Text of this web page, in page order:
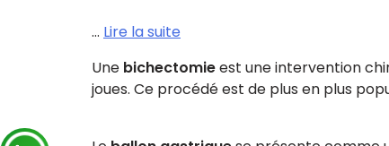
… Lire la suite
Une bichectomieest une intervention
joues. Ce procédé est de plus en plus